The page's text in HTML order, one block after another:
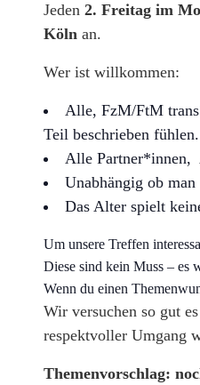
Jeden 2. Freitag im
Köln an.
Wer ist willkommen:
Alle, FzM/FtM
Teil beschrieben fühlen.
Alle Partner*innen,
Unabhängig ob
Das Alter spielt
Um unsere Treffen
Diese sind kein Muss – es
Wenn du einen
Wir versuchen so gut
respektvoller Umgang
Themenvorschlag: